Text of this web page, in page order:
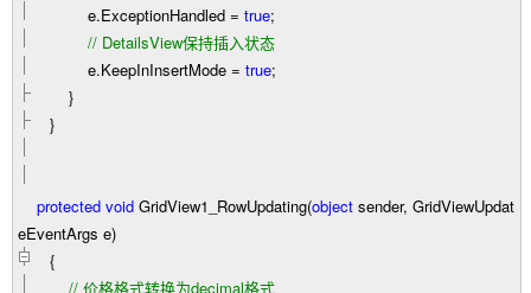
e.ExceptionHandled = true;
// DetailsView保持插入状态
e.KeepInInsertMode = true;
}
}
protected void GridView1_RowUpdating(object sender, GridViewUpdat
eEventArgs e)
{
// 价格格式转换为decimal格式